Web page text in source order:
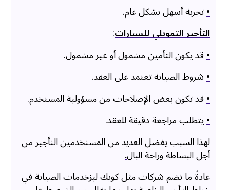
•تجربة أسهل بشكل عام.
التأجير التمويلي للسيارات:
•قد يكون التأمين مشمول أو غير مشمول.
•شروط الصيانة تعتمد على العقد.
•قد تكون بعض الإصلاحات من مسؤولية المستخدم.
•يتطلب مراجعة دقيقة للعقد.
لهذا السبب يفضل العديد من المستخدمين التأجير من
أجل البساطة وراحة البال.
عادةً ما تضم شركات مثل كويك ليزخدمات الصيانة في